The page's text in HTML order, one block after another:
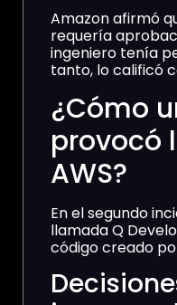
Amazon afirmó
requería
ingeniero tenía
tanto, lo calificó
¿Cómo
provocó
AWS?
En el segundo
llamada Q
código creado